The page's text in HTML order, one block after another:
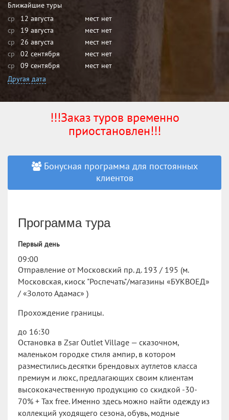
Ближайшие туры
ср
12 августа
мест нет
ср
19 августа
мест нет
ср
26 августа
мест нет
ср
02 сентября
мест нет
ср
09 сентября
мест нет
Другая дата
!!!Заказ туров временно
приостановлен!!!
Бонусная программа для постоянных
клиентов
Программа тура
Первый день
09:00
Отправление от Московский пр. д. 193 / 195 (м.
Московская, киоск "Роспечать"/магазины «БУКВОЕД»
/ «Золото Адамас» )
Прохождение границы.
до 16:30
Остановка в Zsar Outlet Village — сказочном,
маленьком городке стиля ампир, в котором
разместились десятки брендовых аутлетов класса
премиум и люкс, предлагающих своим клиентам
высококачественную продукцию со скидкой -30-
70% + Tax free. Именно здесь можно найти одежду из
коллекций уходящего сезона, обувь, модные